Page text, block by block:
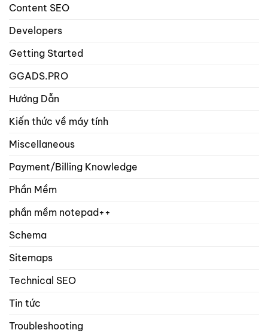
Content SEO
Developers
Getting Started
GGADS.PRO
Hướng Dẫn
Kiến thức về máy tính
Miscellaneous
Payment/Billing Knowledge
Phần Mềm
phần mềm notepad++
Schema
Sitemaps
Technical SEO
Tin tức
Troubleshooting